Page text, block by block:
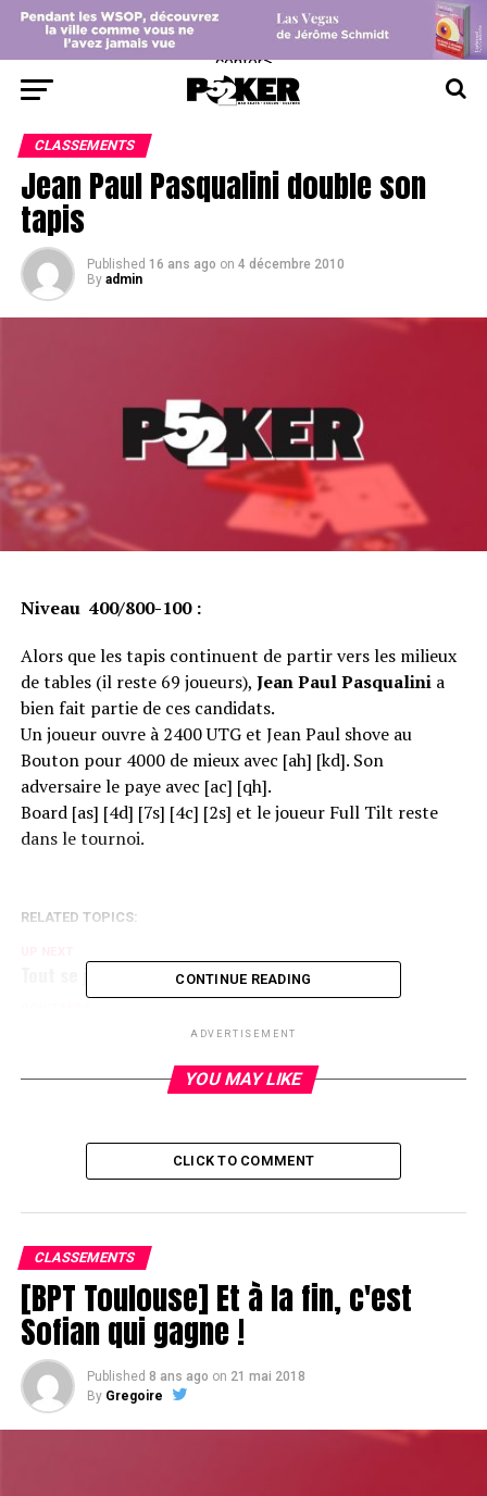
center>
CLASSEMENTS
Jean Paul Pasqualini double son
tapis
Published 16 ans ago on 4 décembre 2010
By admin
Niveau 400/800-100 :
Alors que les tapis continuent de partir vers les milieux
de tables (il reste 69 joueurs), Jean Paul Pasqualinia
bien fait partie de ces candidats.
Un joueur ouvre à 2400 UTG et Jean Paul shove au
Bouton pour 4000 de mieux avec [ah] [kd]. Son
adversaire le paye avec [ac] [qh].
Board [as] [4d] [7s] [4c] [2s] et le joueur Full Tilt reste
dans le tournoi.
RELATED TOPICS:
Tout se joue préflop
Une table difficile à manoeuvrer pour Jean-Pierre Gleize
CONTINUE READING
ADVERTISEMENT
YOU MAY LIKE
CLICK TO COMMENT
CLASSEMENTS
[BPT Toulouse] Et à la fin, c'est
Sofian qui gagne !
Published 8 ans ago on 21 mai 2018
By Gregoire